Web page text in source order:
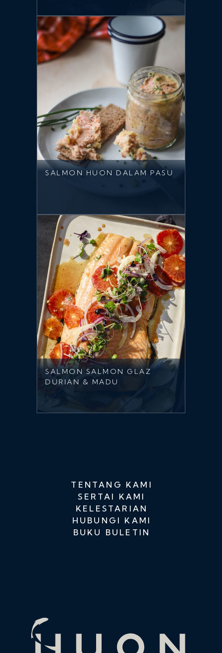
SALMON HUON DALAM PASU
SALMON SALMON GLAZ
DURIAN & MADU
TENTANG KAMI
SERTAI KAMI
KELESTARIAN
HUBUNGI KAMI
BUKU BULETIN